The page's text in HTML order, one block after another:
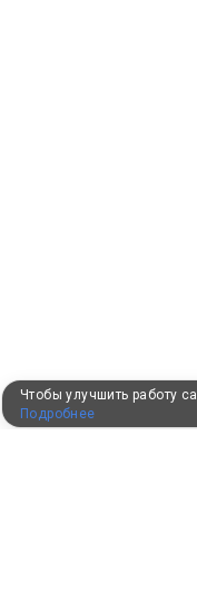
Чтобы улучшить работу
Подробнее